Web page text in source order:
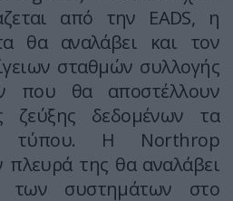
από την EADS, η
θα αναλάβει και τον
σταθμών συλλογής
που θα αποστέλλουν
ζεύξης δεδομένων τα
τύπου. Η Northrop
της θα αναλάβει
των συστημάτων στο